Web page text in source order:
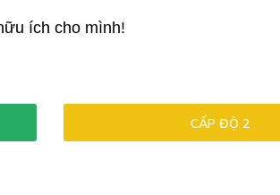
ích cho mình!
CẤP ĐỘ 2